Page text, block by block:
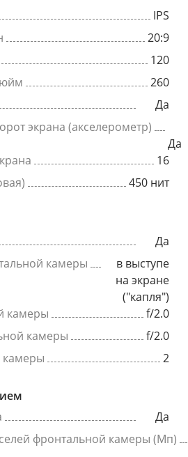
IPS
20:9
120
260
Да
экрана (акселерометр)
Да
16
450 нит
Да
камеры
в выступе
на экране
("капля")
камеры
f/2.0
камеры
f/2.0
камеры
2
Да
фронтальной камеры (Мп)